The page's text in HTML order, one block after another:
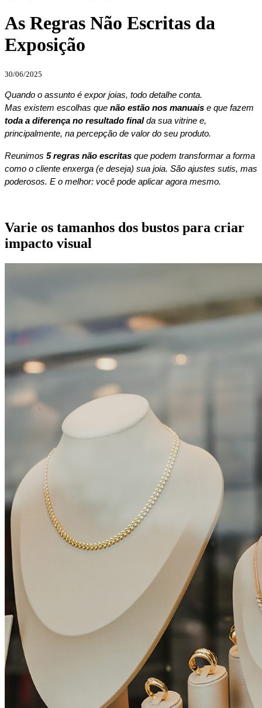
As Regras Não Escritas da
Exposição
30/06/2025
Quando o assunto é expor joias, todo detalhe conta.
Mas existem escolhas que não estão nos manuais e que fazem
toda a diferença no resultado finalda sua vitrine e,
principalmente, na percepção de valor do seu produto.
Reunimos 5 regras não escritas que podem transformar a forma
como o cliente enxerga (e deseja) sua joia. São ajustes sutis, mas
poderosos. E o melhor: você pode aplicar agora mesmo.
Varie os tamanhos dos bustos para criar
impacto visual